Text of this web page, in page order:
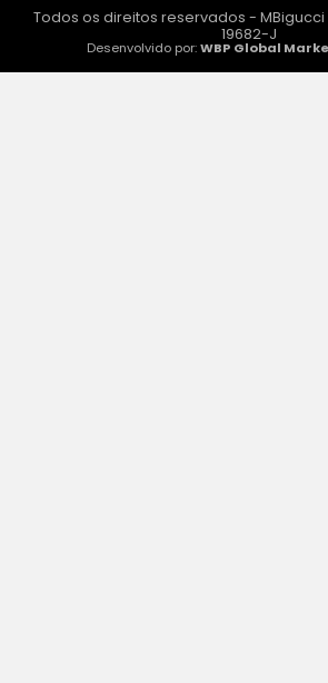
Todos os direitos reservados - MBigucci
19682-J
Desenvolvido por:WBP Global